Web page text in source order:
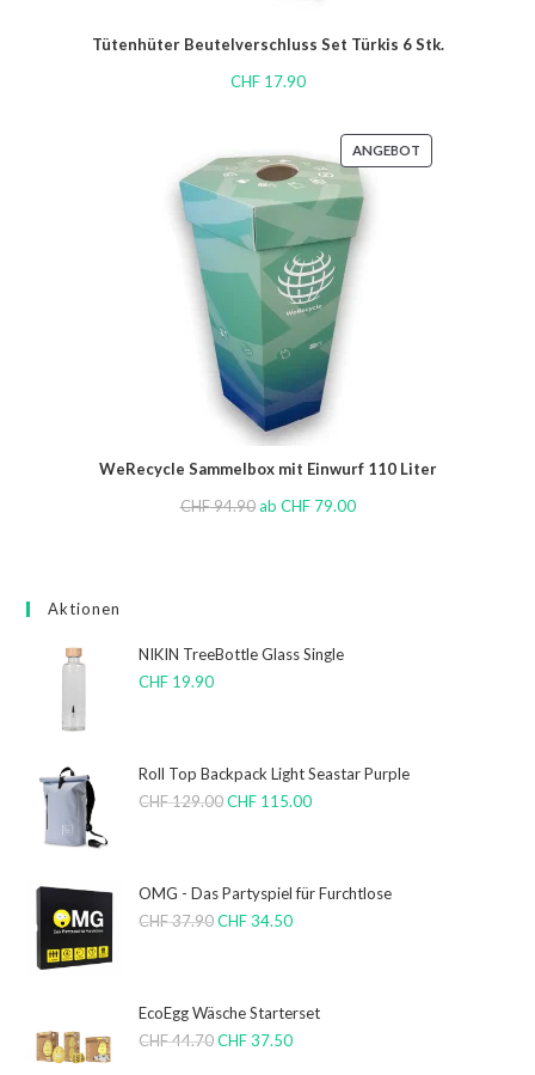
Tütenhüter Beutelverschluss Set Türkis 6 Stk.
CHF17.90
ANGEBOT
WeRecycle Sammelbox mit Einwurf 110 Liter
CHF94.90 ab CHF79.00
Aktionen
NIKIN TreeBottle Glass Single
CHF 19.90
Roll Top Backpack Light Seastar Purple
CHF129.00 CHF 115.00
OMG - Das Partyspiel für Furchtlose
CHF37.90 CHF34.50
EcoEgg Wäsche Starterset
CHF44.70 CHF37.50